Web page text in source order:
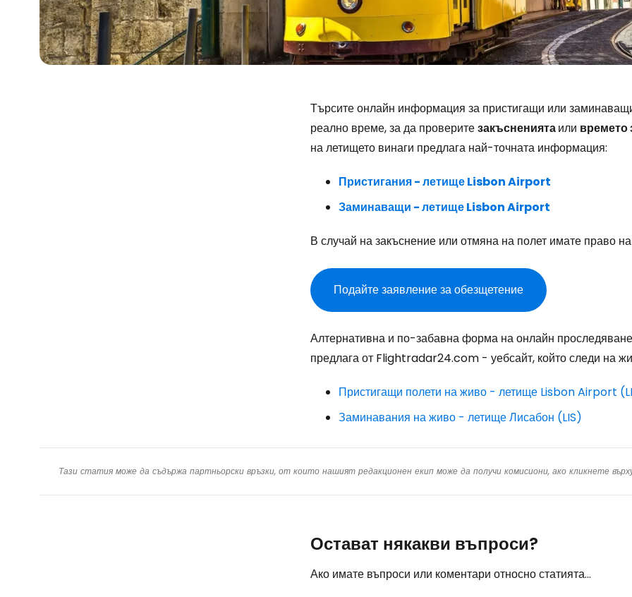
Търсите онлайн информация за пристигащи или
реално време, за да проверитезакъснениятаили времето
на летището винаги предлага най-точната информация:
Пристигания - летище Lisbon Airport
Заминаващи - летище Lisbon Airport
В случай на закъснение или отмяна на полет имате право
Подайте заявление за обезщетение
Алтернативна и по-забавна форма на онлайн
предлага от Flightradar24.com - уебсайт, който следи на
Пристигащи полети на живо - летище Lisbon Airport
Заминавания на живо - летище Лисабон (LIS)
Тази статия може да съдържа партньорски връзки, от които нашият редакционен екип може да получи комисиони, ако кликнете
Остават някакви въпроси?
Ако имате въпроси или коментари относно статията...
Влезте в
... световната общност на туристите